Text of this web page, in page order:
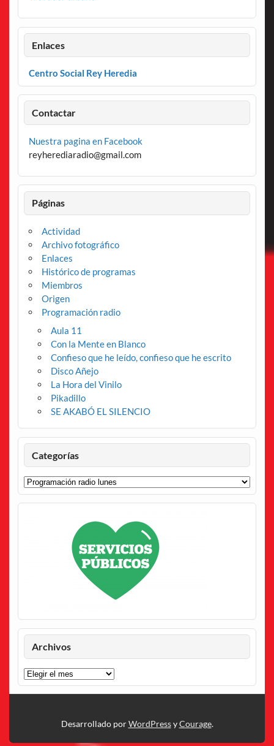
Enlaces
Centro Social Rey Heredia
Contactar
Nuestra pagina en Facebook
reyherediaradio@gmail.com
Páginas
Actividad
Archivo fotográfico
Enlaces
Histórico de programas
Miembros
Origen
Programación radio
Aula 11
Con la Mente en Blanco
Confieso que he leído, confieso que he escrito
Disco Añejo
La Hora del Vinilo
Pikadillo
SE AKABÓ EL SILENCIO
Categorías
Categorías
Archivos
Archivos
Desarrollado porWordPressyCourage.